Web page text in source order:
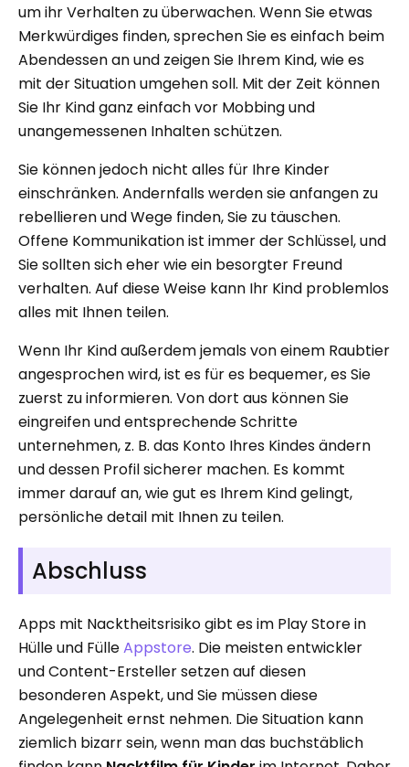
um ihr Verhalten zu überwachen. Wenn Sie etwas
Merkwürdiges finden, sprechen Sie es einfach beim
Abendessen an und zeigen Sie Ihrem Kind, wie es
mit der Situation umgehen soll. Mit der Zeit können
Sie Ihr Kind ganz einfach vor Mobbing und
unangemessenen Inhalten schützen.
Sie können jedoch nicht alles für Ihre Kinder
einschränken. Andernfalls werden sie anfangen zu
rebellieren und Wege finden, Sie zu täuschen.
Offene Kommunikation ist immer der Schlüssel, und
Sie sollten sich eher wie ein besorgter Freund
verhalten. Auf diese Weise kann Ihr Kind problemlos
alles mit Ihnen teilen.
Wenn Ihr Kind außerdem jemals von einem Raubtier
angesprochen wird, ist es für es bequemer, es Sie
zuerst zu informieren. Von dort aus können Sie
eingreifen und entsprechende Schritte
unternehmen, z. B. das Konto Ihres Kindes ändern
und dessen Profil sicherer machen. Es kommt
immer darauf an, wie gut es Ihrem Kind gelingt,
persönliche detail mit Ihnen zu teilen.
Abschluss
Apps mit Nacktheitsrisiko gibt es im Play Store in
Hülle und FülleAppstore. Die meisten entwickler
und Content-Ersteller setzen auf diesen
besonderen Aspekt, und Sie müssen diese
Angelegenheit ernst nehmen. Die Situation kann
ziemlich bizarr sein, wenn man das buchstäblich